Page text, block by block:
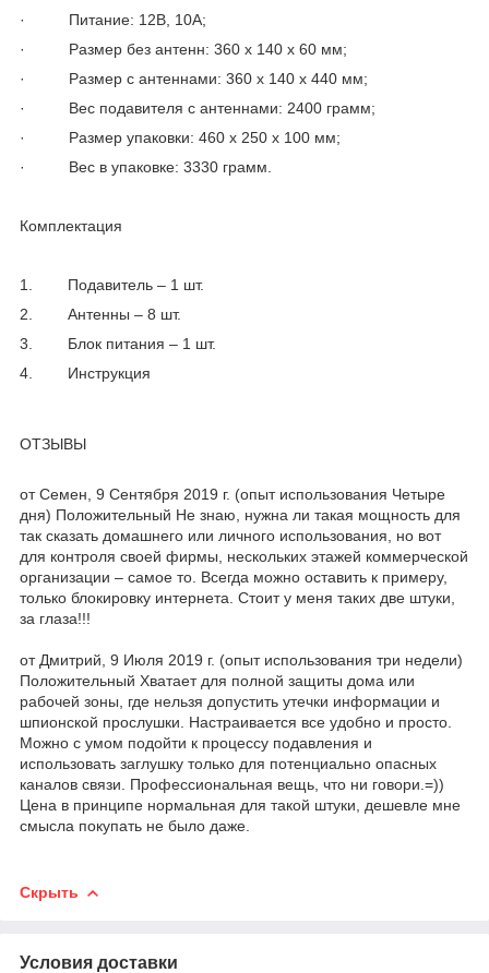
· Питание: 12В, 10А;
· Размер без антенн: 360 х 140 х 60 мм;
· Размер с антеннами: 360 х 140 х 440 мм;
· Вес подавителя с антеннами: 2400 грамм;
· Размер упаковки: 460 х 250 х 100 мм;
· Вес в упаковке: 3330 грамм.
Комплектация
1. Подавитель – 1 шт.
2. Антенны – 8 шт.
3. Блок питания – 1 шт.
4. Инструкция
ОТЗЫВЫ
от Семен, 9 Сентября 2019 г. (опыт использования Четыре
дня) Положительный Не знаю, нужна ли такая мощность для
так сказать домашнего или личного использования, но вот
для контроля своей фирмы, нескольких этажей коммерческой
организации – самое то. Всегда можно оставить к примеру,
только блокировку интернета. Стоит у меня таких две штуки,
за глаза!!!
от Дмитрий, 9 Июля 2019 г. (опыт использования три недели)
Положительный Хватает для полной защиты дома или
рабочей зоны, где нельзя допустить утечки информации и
шпионской прослушки. Настраивается все удобно и просто.
Можно с умом подойти к процессу подавления и
использовать заглушку только для потенциально опасных
каналов связи. Профессиональная вещь, что ни говори.=))
Цена в принципе нормальная для такой штуки, дешевле мне
смысла покупать не было даже.
Скрыть
Условия доставки